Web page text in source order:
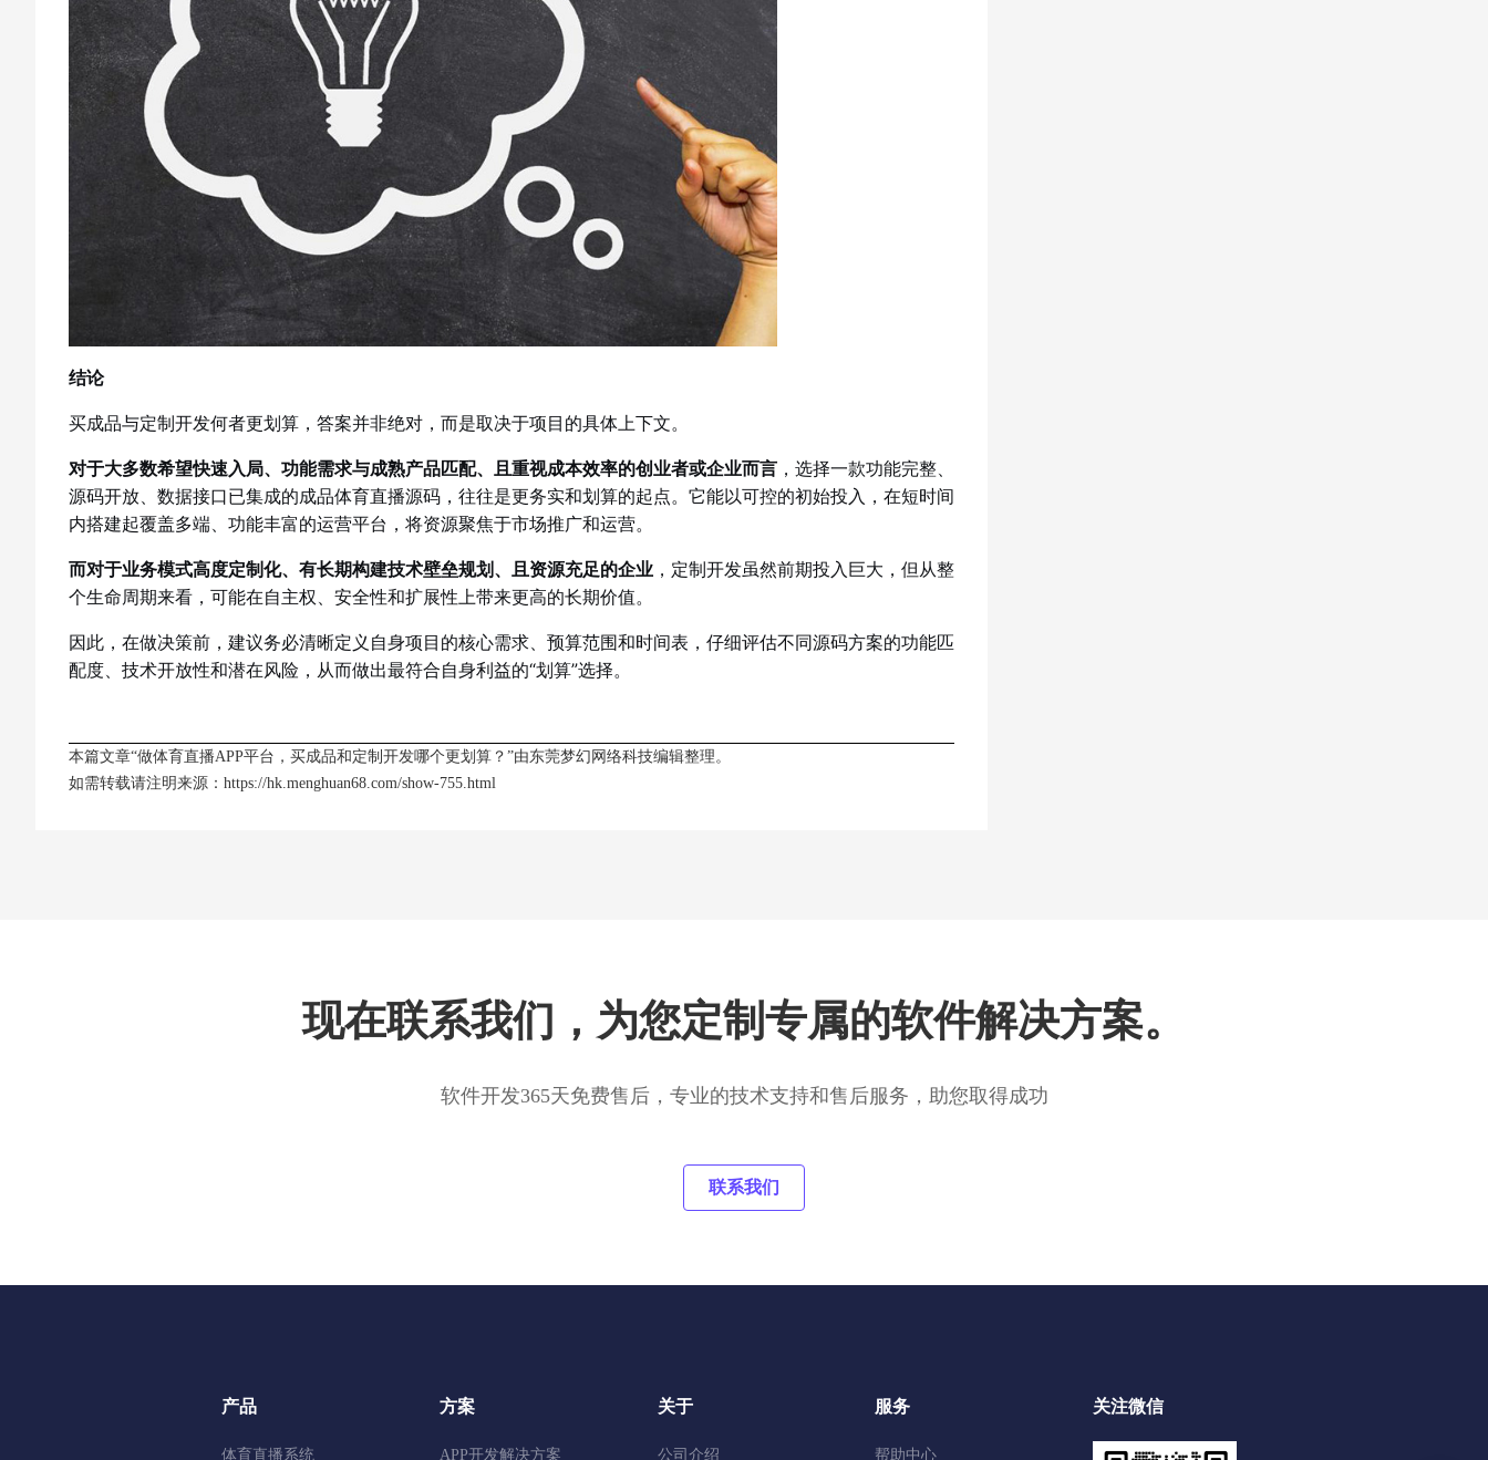
结论
买成品与定制开发何者更划算，答案并非绝对，而是取决于项目的具体上下文。
对于大多数希望快速入局、功能需求与成熟产品匹配、且重视成本效率的创业者或企业而言 ，选择一款功能完整、
源码开放、数据接口已集成的成品体育直播源码，往往是更务实和划算的起点。它能以可控的初始投入，在短时间
内搭建起覆盖多端、功能丰富的运营平台，将资源聚焦于市场推广和运营。
而对于业务模式高度定制化、有长期构建技术壁垒规划、且资源充足的企业 ，定制开发虽然前期投入巨大，但从整
个生命周期来看，可能在自主权、安全性和扩展性上带来更高的长期价值。
因此，在做决策前，建议务必清晰定义自身项目的核心需求、预算范围和时间表，仔细评估不同源码方案的功能匹
配度、技术开放性和潜在风险，从而做出最符合自身利益的“划算”选择。
本篇文章“做体育直播APP平台，买成品和定制开发哪个更划算？”由东莞梦幻网络科技编辑整理。
如需转载请注明来源： https://hk.menghuan68.com/show-755.html
现在联系我们，为您定制专属的软件解决方案。
软件开发365天免费售后，专业的技术支持和售后服务，助您取得成功
联系我们
产品
体育直播系统
方案
APP开发解决方案
关于
公司介绍
服务
帮助中心
关注微信